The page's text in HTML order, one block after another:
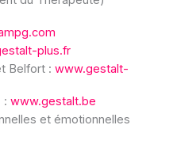
plus.fr
Belfort : www.gestalt-
: www.gestalt.be
et émotionnelles